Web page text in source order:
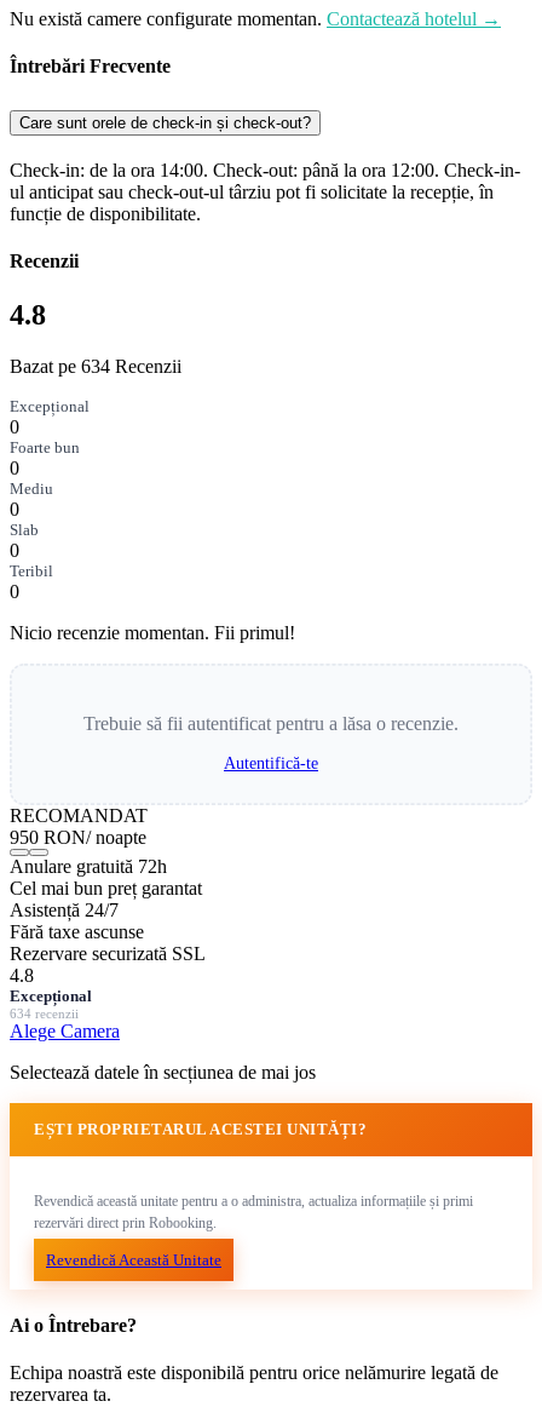
Nu există camere configurate momentan. Contactează hotelul →
Întrebări Frecvente
Care sunt orele de check-in și check-out?
Check-in: de la ora 14:00. Check-out: până la ora 12:00. Check-in-
ul anticipat sau check-out-ul târziu pot fi solicitate la recepție, în
funcție de disponibilitate.
Recenzii
4.8
Bazat pe 634 Recenzii
Excepțional
0
Foarte bun
0
Mediu
0
Slab
0
Teribil
0
Nicio recenzie momentan. Fii primul!
Trebuie să fii autentificat pentru a lăsa o recenzie.
Autentifică-te
RECOMANDAT
950 RON/ noapte
Anulare gratuită 72h
Cel mai bun preț garantat
Asistență 24/7
Fără taxe ascunse
Rezervare securizată SSL
4.8
Excepțional
634 recenzii
Alege Camera
Selectează datele în secțiunea de mai jos
EȘTI PROPRIETARUL ACESTEI UNITĂȚI?
Revendică această unitate pentru a o administra, actualiza informațiile și primi
rezervări direct prin Robooking.
Revendică Această Unitate
Ai o Întrebare?
Echipa noastră este disponibilă pentru orice nelămurire legată de
rezervarea ta.